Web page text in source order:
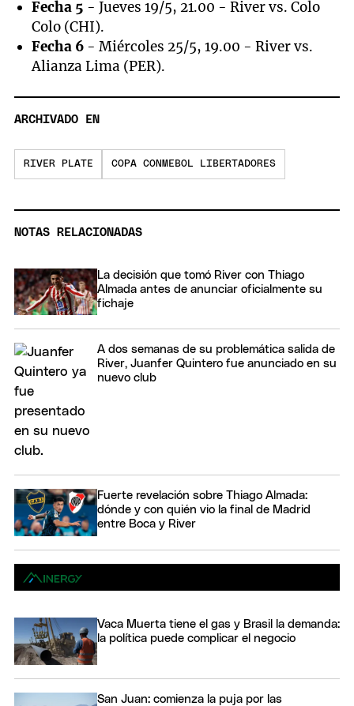
Fecha 5 - Jueves 19/5, 21.00 - River vs. Colo
Colo (CHI).
Fecha 6 - Miércoles 25/5, 19.00 - River vs.
Alianza Lima (PER).
ARCHIVADO EN
RIVER PLATE COPA CONMEBOL LIBERTADORES
NOTAS RELACIONADAS
La decisión que tomó River con Thiago
Almada antes de anunciar oficialmente su
fichaje
A dos semanas de su problemática salida de
River, Juanfer Quintero fue anunciado en su
nuevo club
Fuerte revelación sobre Thiago Almada:
dónde y con quién vio la final de Madrid
entre Boca y River
Vaca Muerta tiene el gas y Brasil la demanda:
la política puede complicar el negocio
San Juan: comienza la puja por las